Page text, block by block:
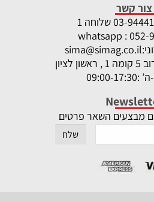
צור קשר
03שלוחה 1
whatsapp : 052-
sima@simag.co.il
17:30
מבצעים השאר פרטים